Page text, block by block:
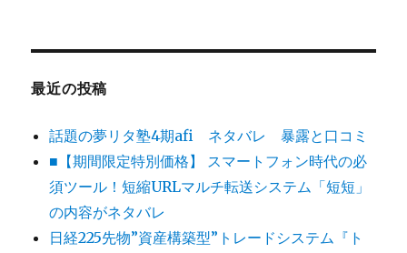
最近の投稿
話題の夢リタ塾4期afi ネタバレ 暴露と口コミ
■【期間限定特別価格】 スマートフォン時代の必
須ツール！短縮URLマルチ転送システム「短短」
の内容がネタバレ
日経225先物”資産構築型”トレードシステム『ト